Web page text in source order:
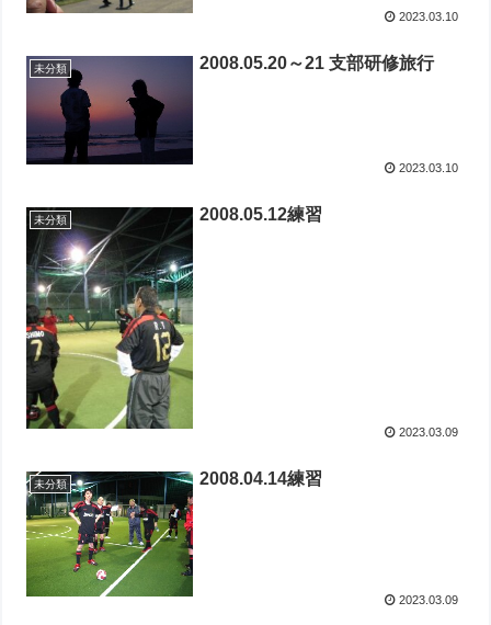
2023.03.10
未分類 2008.05.20～21 支部研修旅行
2023.03.10
未分類 2008.05.12練習
2023.03.09
未分類 2008.04.14練習
2023.03.09